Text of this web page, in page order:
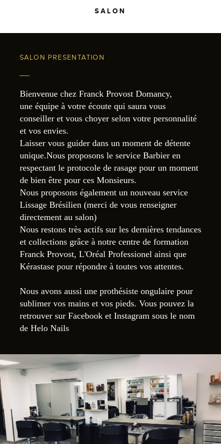
SALON
SALON PRESENTATION
Bienvenue chez Franck Provost Domancy,
une équipe à votre écoute qui saura vous
conseiller et vous choyer selon votre personnalité
et vos envies.
Laisser vous guider dans un moment de détente
unique.Nous proposons le service Barbier en
respectant le protocole de rasage pour un moment
de bien être pour ces Monsieurs.
Nous proposons également un nouveau service
Lissage Brésilien (merci de vous renseigner
directement au salon)
Nous restons très actifs sur les dernières tendances
et collections grâce à notre centre de formation
Franck Provost, L'Oréal Professionel ainsi que
Kérastase pour répondre à toutes vos attentes.
Nous avons aussi une prothésiste ongulaire pour
sublimer vos mains et vos pieds. Vous pouvez la
retrouver sur Facebook et Instagram sous le nom
de Helo Nails